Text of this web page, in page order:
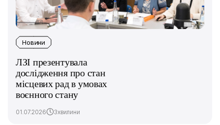
Новини
ЛЗІ презентувала
дослідження про стан
місцевих рад в умовах
воєнного стану
01.07.2026 3хвилини